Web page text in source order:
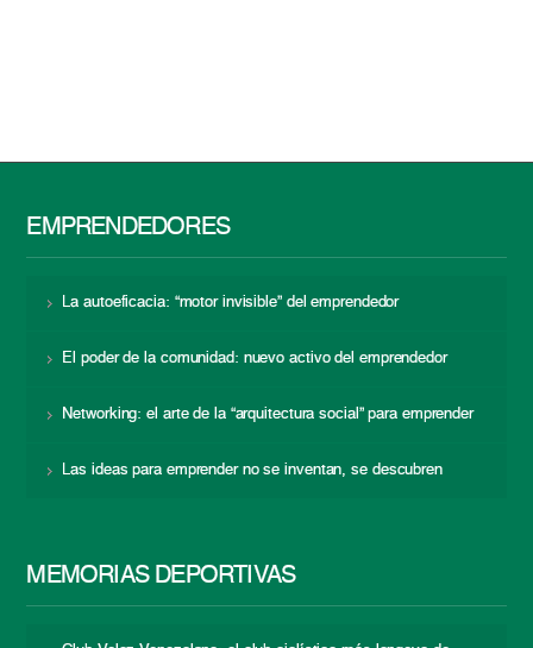
EMPRENDEDORES
La autoeficacia: “motor invisible” del emprendedor
El poder de la comunidad: nuevo activo del emprendedor
Networking: el arte de la “arquitectura social” para emprender
Las ideas para emprender no se inventan, se descubren
MEMORIAS DEPORTIVAS